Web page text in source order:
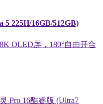
225H/16GB/512GB)
OLED屏，180°自由开合